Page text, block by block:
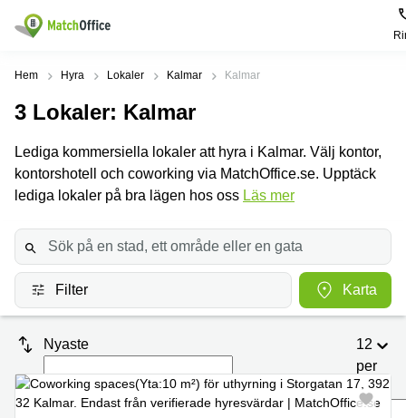
Hyra / hyra ut
Kategorier
Kontor
Kontorshotell
Lagerlokaler
Industrilokaler
Verkstad
Mötesrum
Populära
Stockholm
Göteborg
Uppsala
Norrköping
Skåne
Älvsjö
Populära
Kontorshotell
Stockholm
Stockholm
Kontorshotell
Göteborg
Coworking
Malmö
Coworking
Hjälp
Om oss
Pris
Logga in
Hem Hyra Lokaler Kalmar Kalmar
3 Lokaler: Kalmar
Lediga kommersiella lokaler att hyra i Kalmar. Välj kontor,
kontorshotell och coworking via MatchOffice.se. Upptäck
lediga lokaler på bra lägen hos oss Läs mer
Filter Karta
Nyaste
12
per
sida